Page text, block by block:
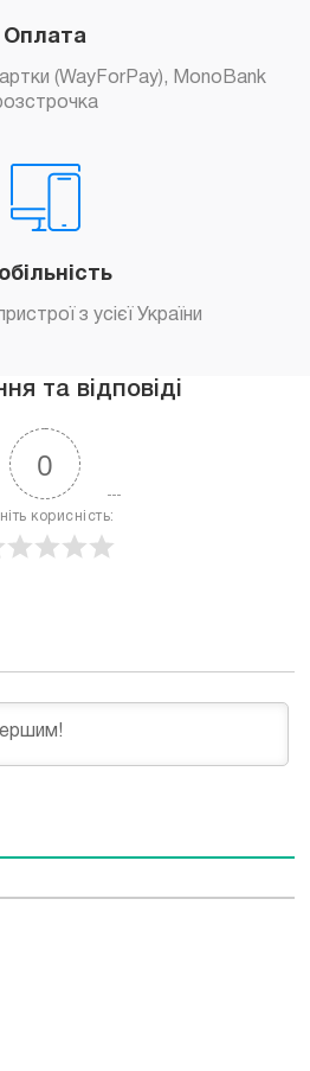
Оплата
(WayForPay), MonoBank
з усієї України
та відповіді
0
корисність: